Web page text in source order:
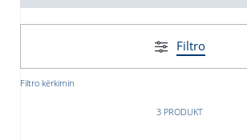
Filtro
Filtro kërkimin
3 PRODUKT